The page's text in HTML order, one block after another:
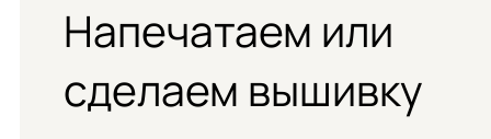
Напечатаем или
сделаем вышивку